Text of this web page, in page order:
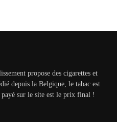
propose des cigarettes et
depuis la Belgique, le tabac est
sur le site est le prix final !